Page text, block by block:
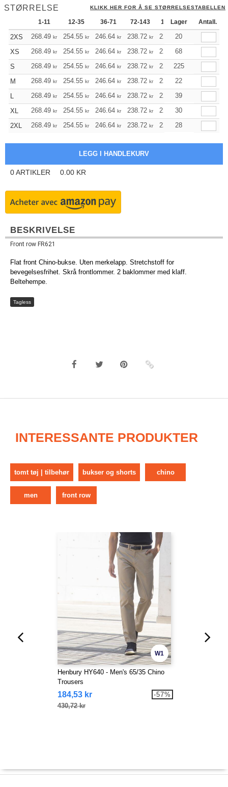
STØRRELSE KLIKK HER FOR Å SE STØRRELSESTABELLEN
1-11 12-35 36-71 72-143 144-287 288 +
Lager Antall.
2XS 268.49 kr 254.55 kr 246.64 kr 238.72 kr 226.79 kr
20
XS
268.49 kr 254.55 kr 246.64 kr 238.72 kr 226.79 kr
68
S
268.49 kr 254.55 kr 246.64 kr 238.72 kr 226.79 kr
225
M
268.49 kr 254.55 kr 246.64 kr 238.72 kr 226.79 kr
22
L
268.49 kr 254.55 kr 246.64 kr 238.72 kr 226.79 kr
39
XL
268.49 kr 254.55 kr 246.64 kr 238.72 kr 226.79 kr
30
2XL
268.49 kr 254.55 kr 246.64 kr 238.72 kr 226.79 kr
28
0ARTIKLER 0.00 KR
BESKRIVELSE
Front row FR621
Flat front Chino-bukse. Uten merkelapp. Stretchstoff for
bevegelsesfrihet. Skrå frontlommer. 2 baklommer med klaff.
Beltehempe.
Tagless
INTERESSANTE PRODUKTER
tomt tøj | tilbehør bukser og shorts chino
men front row
W1
Henbury HY640 - Men's 65/35 Chino
Trousers
184,53 kr
430,72 kr
-57%